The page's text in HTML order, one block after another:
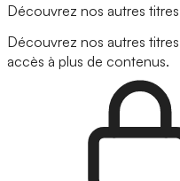
Découvrez nos autres titres
Découvrez nos autres
accès à plus de contenus.